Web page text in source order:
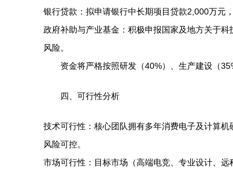
银行贷款：拟申请银行中长期项目贷款2,000万元
政府补助与产业基金：积极申报国家及地方关于
风险。
资金将严格按照研发（40%）、生产建设（
四、可行性分析
技术可行性：核心团队拥有多年消费电子及计算
风险可控。
市场可行性：目标市场（高端电竞、专业设计、